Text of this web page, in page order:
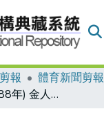
報
體育新聞剪報
中韓棒球賽(1988年) 金人隨筆 韓國高麗大學棒球隊總教練一聲令下 全隊跑四百公尺一百圈 我們國手跑過四百公尺一百圈嗎？